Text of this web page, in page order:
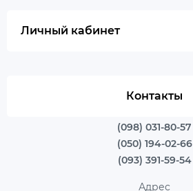
Личный кабинет
Контакты
(098) 031-80-57
(050) 194-02-66
(093) 391-59-54
Адрес